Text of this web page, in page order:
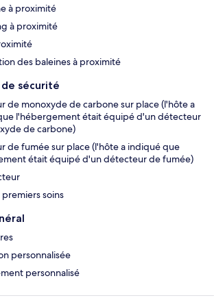
à proximité
à proximité
des baleines à proximité
sécurité
de monoxyde de carbone sur place (l'hôte a
l'hébergement était équipé d'un détecteur
de carbone)
de fumée sur place (l'hôte a indiqué que
était équipé d'un détecteur de fumée)
soins
personnalisée
personnalisé